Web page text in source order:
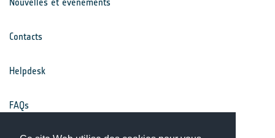
Contacts
Helpdesk
FAQs